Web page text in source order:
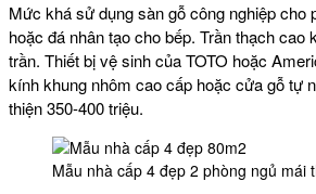
Mức khá sử dụng sàn gỗ công nghiệp cho
hoặc đá nhân tạo cho bếp. Trần thạch cao
trần. Thiết bị vệ sinh của TOTO hoặc
kính khung nhôm cao cấp hoặc cửa gỗ tự
thiện 350-400 triệu.
Mẫu nhà cấp 4 đẹp 2 phòng ngủ